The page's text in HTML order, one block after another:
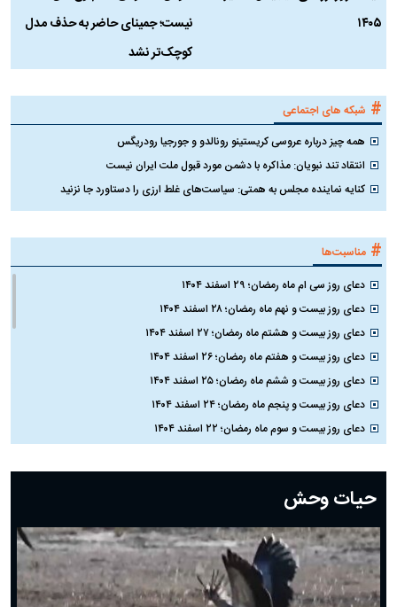
۱۴۰۵
نیست؛ جمینای حاضر به حذف مدل
کوچک‌تر نشد
# شبکه های اجتماعی
همه چیز درباره عروسی کریستینو رونالدو و جورجیا رودریگس
انتقاد تند نبویان: مذاکره با دشمن مورد قبول ملت ایران نیست
کنایه نماینده مجلس به همتی: سیاست‌های غلط ارزی را دستاورد جا نزنید
# مناسبت‌ها
دعای روز سی ام ماه رمضان؛ ۲۹ اسفند ۱۴۰۴
دعای روز بیست و نهم ماه رمضان؛ ۲۸ اسفند ۱۴۰۴
دعای روز بیست و هشتم ماه رمضان؛ ۲۷ اسفند ۱۴۰۴
دعای روز بیست و هفتم ماه رمضان؛ ۲۶ اسفند ۱۴۰۴
دعای روز بیست و ششم ماه رمضان؛ ۲۵ اسفند ۱۴۰۴
دعای روز بیست و پنجم ماه رمضان؛ ۲۴ اسفند ۱۴۰۴
دعای روز بیست و سوم ماه رمضان؛ ۲۲ اسفند ۱۴۰۴
دعای روز بیستم ماه رمضان؛ ۱۹ اسفند ۱۴۰۴
دعای روز هشتم ماه مبارک رمضان؛ ۷ اسفند ماه ۱۴۰۴
دعای روز هفتم ماه رمضان؛ ۶ اسفند ۱۴۰۴
دعای روز ششم ماه رمضان؛ ۵ اسفند ۱۴۰۴
دعای روز پنجم ماه رمضان؛ ۴ اسفند ۱۴۰۴
دعای روز چهارم ماه مبارک رمضان؛ ۳ اسفند ۱۴۰۴
حیات وحش